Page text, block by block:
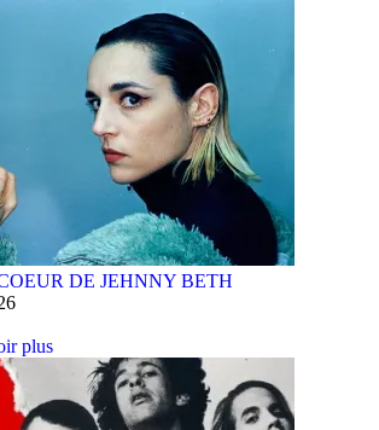
DE JEHNNY BETH
plus